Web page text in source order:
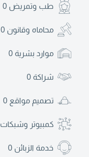
طب وتمريض 0
محاماه وقانون 0
موارد بشرية 0
شراكة 0
تصميم مواقع 0
كمبيوتر وشبكات
خدمة الزبائن 0